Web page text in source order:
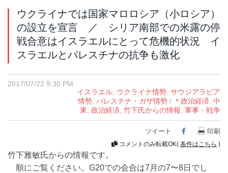
ウクライナでは国家マロロシア（小ロシア）
の設立を宣言 ／ シリア南部での米露の停
戦合意はイスラエルにとって危機的状況 イ
スラエルとパレスチナの抗争も激化
2017/07/22 9:30 PM
イスラエル, ウクライナ情勢, サウジアラビア
情勢, パレスチナ・ガザ情勢 / ＊政治経済, 中
東, 政治経済, 竹下氏からの情報, 軍事・戦争
ツイート Facebook
印刷
コメントのみ転載OK( 条件はこちら )
竹下雅敏氏からの情報です。
順にご覧ください。G20での会合は7月の7〜8日でし